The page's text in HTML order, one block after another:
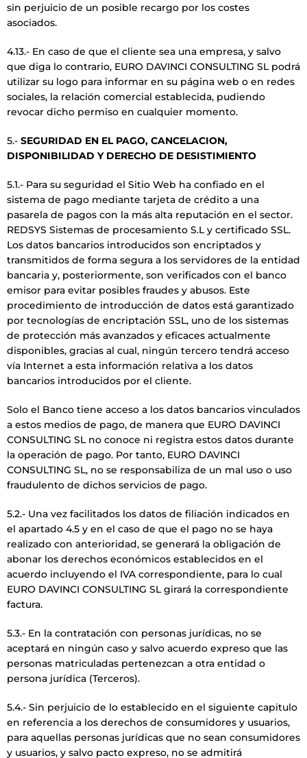
sin perjuicio de un posible recargo por los costes
asociados.
4.13.- En caso de que el cliente sea una empresa, y salvo
que diga lo contrario, EURO DAVINCI CONSULTING SL podrá
utilizar su logo para informar en su página web o en redes
sociales, la relación comercial establecida, pudiendo
revocar dicho permiso en cualquier momento.
5.- SEGURIDAD EN EL PAGO, CANCELACION,
DISPONIBILIDAD Y DERECHO DE DESISTIMIENTO
5.1.- Para su seguridad el Sitio Web ha confiado en el
sistema de pago mediante tarjeta de crédito a una
pasarela de pagos con la más alta reputación en el sector.
REDSYS Sistemas de procesamiento S.L y certificado SSL.
Los datos bancarios introducidos son encriptados y
transmitidos de forma segura a los servidores de la entidad
bancaria y, posteriormente, son verificados con el banco
emisor para evitar posibles fraudes y abusos. Este
procedimiento de introducción de datos está garantizado
por tecnologías de encriptación SSL, uno de los sistemas
de protección más avanzados y eficaces actualmente
disponibles, gracias al cual, ningún tercero tendrá acceso
vía Internet a esta información relativa a los datos
bancarios introducidos por el cliente.
Solo el Banco tiene acceso a los datos bancarios vinculados
a estos medios de pago, de manera que EURO DAVINCI
CONSULTING SL no conoce ni registra estos datos durante
la operación de pago. Por tanto, EURO DAVINCI
CONSULTING SL, no se responsabiliza de un mal uso o uso
fraudulento de dichos servicios de pago.
5.2.- Una vez facilitados los datos de filiación indicados en
el apartado 4.5 y en el caso de que el pago no se haya
realizado con anterioridad, se generará la obligación de
abonar los derechos económicos establecidos en el
acuerdo incluyendo el IVA correspondiente, para lo cual
EURO DAVINCI CONSULTING SL girará la correspondiente
factura.
5.3.- En la contratación con personas jurídicas, no se
aceptará en ningún caso y salvo acuerdo expreso que las
personas matriculadas pertenezcan a otra entidad o
persona jurídica (Terceros).
5.4.- Sin perjuicio de lo establecido en el siguiente capitulo
en referencia a los derechos de consumidores y usuarios,
para aquellas personas jurídicas que no sean consumidores
y usuarios, y salvo pacto expreso, no se admitirá